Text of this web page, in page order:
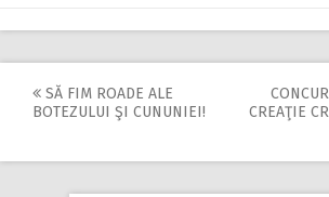
Post
navigation
SĂ FIM ROADE ALE
BOTEZULUI ŞI CUNUNIEI!
CREAŢIE